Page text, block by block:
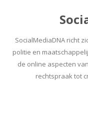
SocialMediaDNA richt
politie en
de online aspecten
rechtspraak tot